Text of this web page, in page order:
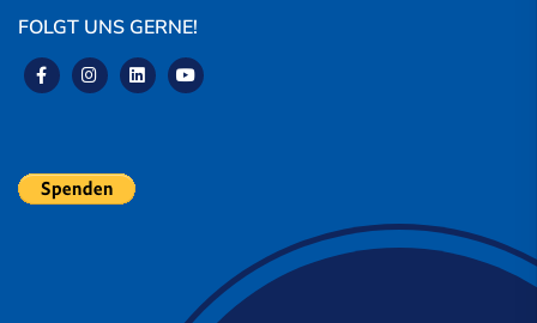
FOLGT UNS GERNE!